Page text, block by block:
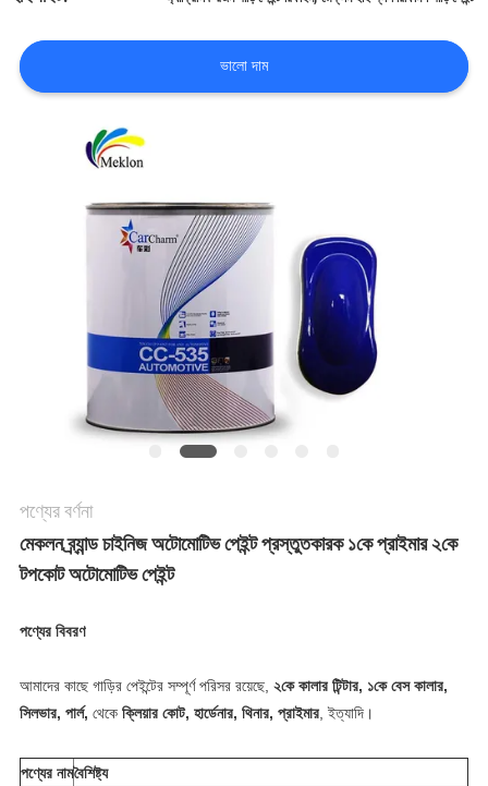
করুন
গোপনীয়তা
ভালো দাম
পণ্যের বর্ণনা
মেকলন ব্র্যান্ড চাইনিজ অটোমোটিভ পেইন্ট প্রস্তুতকারক ১কে প্রাইমার ২কে
টপকোট অটোমোটিভ পেইন্ট
পণ্যের বিবরণ
আমাদের কাছে গাড়ির পেইন্টের সম্পূর্ণ পরিসর রয়েছে, ২কে কালার টিন্টার, ১কে বেস কালার,
সিলভার, পার্ল, থেকে ক্লিয়ার কোট, হার্ডেনার, থিনার, প্রাইমার, ইত্যাদি।
পণ্যের নামবৈশিষ্ট্য